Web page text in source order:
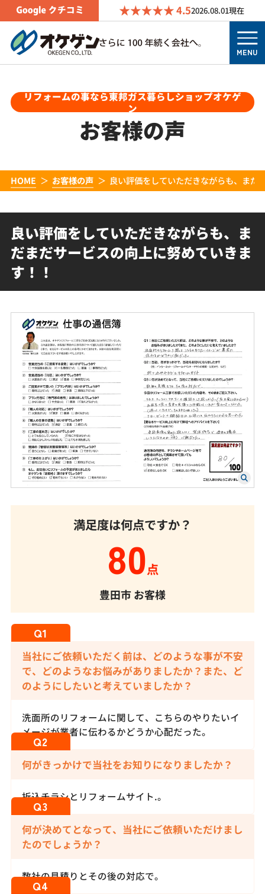
4.52026.08.01現在
MENU
リフォームの事なら東邦ガス暮らしショップオケゲ
ン
お客様の声
HOME お客様の声 良い評価をしていただきながらも、まだ
良い評価をしていただきながらも、ま
だまだサービスの向上に努めていきま
す！！
満足度は何点ですか？
80点
豊田市お客様
当社にご依頼いただく前は、どのような事が不安
で、どのようなお悩みがありましたか？また、ど
のようにしたいと考えていましたか？
洗面所のリフォームに関して、こちらのやりたいイ
メージが業者に伝わるかどうか心配だった。
何がきっかけで当社をお知りになりましたか？
折込チラシとリフォームサイト.。
何が決めてとなって、当社にご依頼いただけまし
たのでしょうか？
数社の見積りとその後の対応で。